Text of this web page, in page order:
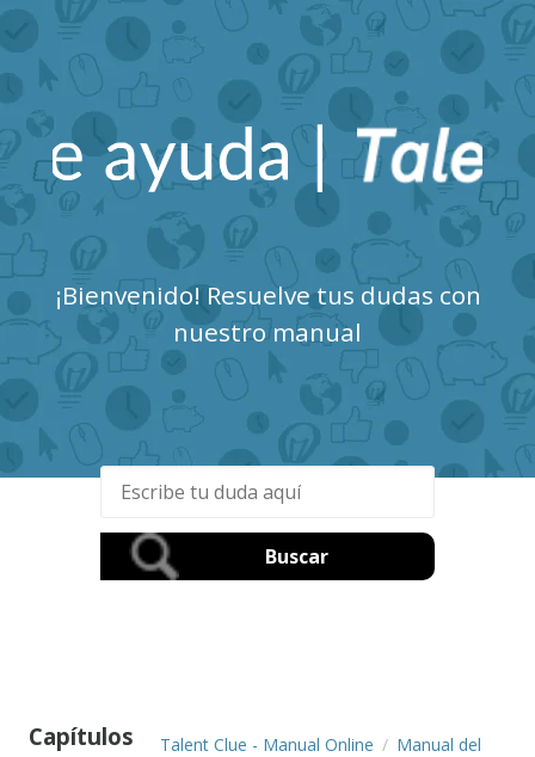
Talent Clue Centro de
Ayuda
¡Bienvenido! Resuelve tus dudas con
nuestro manual
Talent Clue - Manual Online
Manual del
Capítulos